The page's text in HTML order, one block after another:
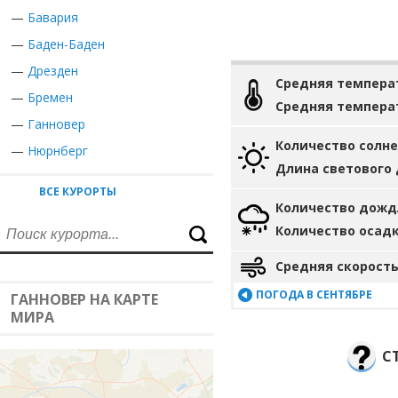
— Бавария
— Баден-Баден
— Дрезден
— Бремен
— Ганновер
— Нюрнберг
ВСЕ КУРОРТЫ
ГАННОВЕР НА КАРТЕ
МИРА
Средняя
Средняя
Количество
Длина светового
Количество
Количество
Средняя
ПОГОДА В СЕНТЯБРЕ